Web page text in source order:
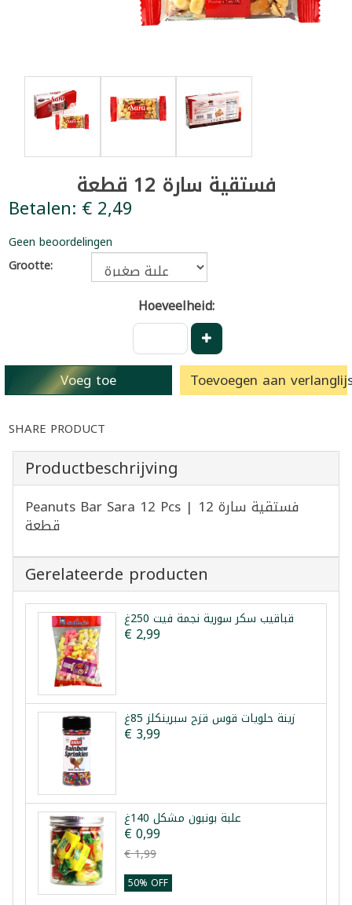
فستقية سارة 12 قطعة
Betalen: € 2,49
Geen beoordelingen
Grootte:
Hoeveelheid:
Voeg toe Toevoegen aan
SHARE PRODUCT
Productbeschrijving
Peanuts Bar Sara 12 Pcs | فستقية سارة 12
قطعة
Gerelateerde producten
قباقيب سكر سورية نجمة فيت 250غ
€ 2,99
زينة حلويات قوس قزح سبرينكلز 85غ
€ 3,99
علبة بونبون مشكل 140غ
€ 0,99
€ 1,99
50% OFF